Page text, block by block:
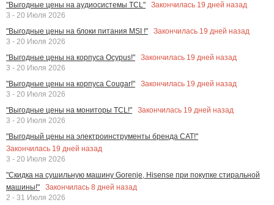
"Выгодные цены на аудиосистемы TCL"
Закончилась 19 дней назад
3 - 20 Июля 2026
"Выгодные цены на блоки питания MSI !"
Закончилась 19 дней назад
3 - 20 Июля 2026
"Выгодные цены на корпуса Ocypus!"
Закончилась 19 дней назад
3 - 20 Июля 2026
"Выгодные цены на корпуса Cougar!"
Закончилась 19 дней назад
3 - 20 Июля 2026
"Выгодные цены на мониторы TCL!"
Закончилась 19 дней назад
3 - 20 Июля 2026
"Выгодный цены на электроинструменты бренда CAT!"
Закончилась 19 дней назад
3 - 20 Июля 2026
"Скидка на сушильную машину Gorenje, Hisense при покупке стиральной
машины!"
Закончилась 8 дней назад
2 - 31 Июля 2026